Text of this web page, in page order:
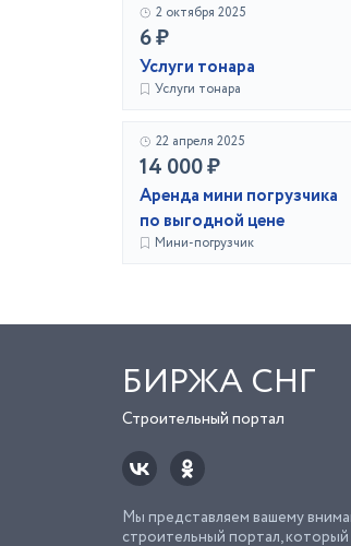
2 октября 2025
6 ₽
Услуги тонара
Услуги тонара
22 апреля 2025
14 000 ₽
Аренда мини погрузчика
по выгодной цене
Мини-погрузчик
БИРЖА СНГ
Строительный портал
Мы представляем вашему
строительный портал, который